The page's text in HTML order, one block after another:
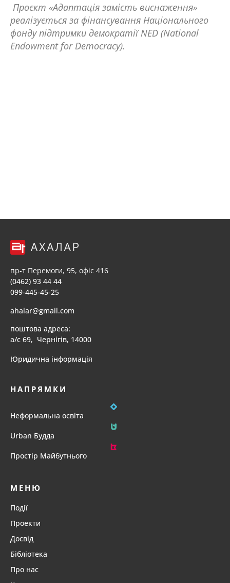
Проєкт «Адаптація замість виснаження»
реалізується за фінансування Національного
фонду підтримки демократії NED (National
Endowment for Democracy).
пр-т Перемоги, 95, офіс 416
(0462) 93 44 44
099-445-45-25
ahalar@gmail.com
поштова адреса:
а/с 69, Чернігів, 14000
Юридична інформація
НАПРЯМКИ
Неформальна освіта
Urban Будда
Простір Майбутнього
МЕНЮ
Події
Проекти
Досвід
Бібліотека
Про нас